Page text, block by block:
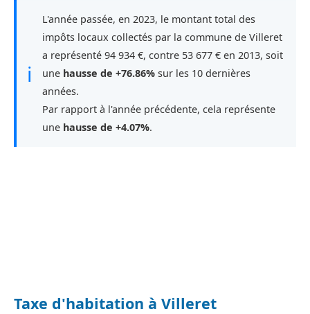
ℹ
L'année passée, en 2023, le montant total des
impôts locaux collectés par la commune de Villeret
a représenté 94 934 €, contre 53 677 € en 2013, soit
une hausse de +76.86% sur les 10 dernières
années.
Par rapport à l'année précédente, cela représente
une hausse de +4.07%.
Taxe d'habitation à Villeret